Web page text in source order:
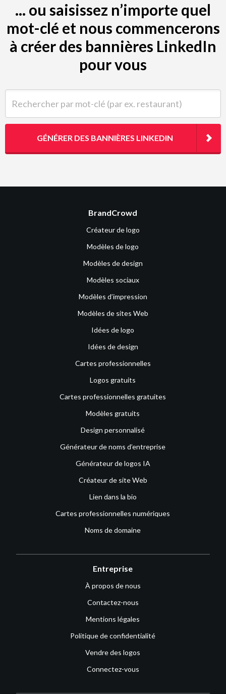
... ou saisissez n’importe quel
mot-clé et nous commencerons
à créer des bannières LinkedIn
pour vous
GÉNÉRER DES BANNIÈRES LINKEDIN
BrandCrowd
Créateur de logo
Modèles de logo
Modèles de design
Modèles sociaux
Modèles d’impression
Modèles de sites Web
Idées de logo
Idées de design
Cartes professionnelles
Logos gratuits
Cartes professionnelles gratuites
Modèles gratuits
Design personnalisé
Générateur de noms d’entreprise
Générateur de logos IA
Créateur de site Web
Lien dans la bio
Cartes professionnelles numériques
Noms de domaine
Entreprise
À propos de nous
Contactez-nous
Mentions légales
Politique de confidentialité
Vendre des logos
Connectez-vous